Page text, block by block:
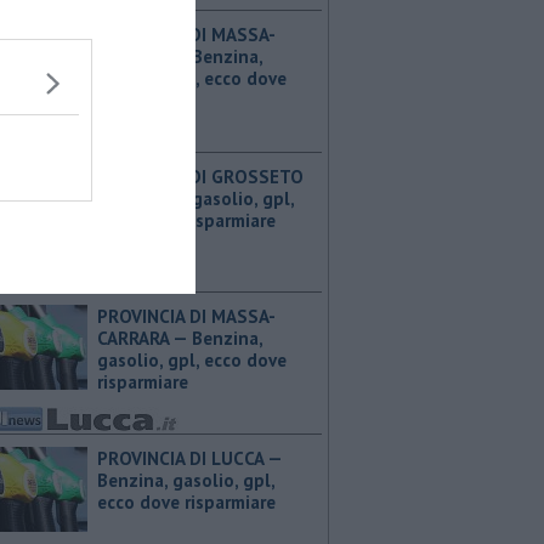
PROVINCIA DI MASSA-
CARRARA — ​Benzina,
gasolio, gpl, ecco dove
PROVINCIA DI GROSSETO
— ​Benzina, gasolio, gpl,
ecco dove risparmiare
PROVINCIA DI MASSA-
CARRARA — ​Benzina,
gasolio, gpl, ecco dove
risparmiare
PROVINCIA DI LUCCA — ​
Benzina, gasolio, gpl,
ecco dove risparmiare